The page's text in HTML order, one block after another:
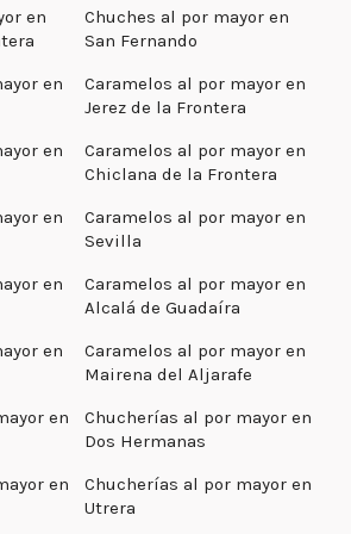
en
Chuches al por mayor en
San Fernando
en
Caramelos al por mayor en
Jerez de la Frontera
en
Caramelos al por mayor en
Chiclana de la Frontera
en
Caramelos al por mayor en
Sevilla
en
Caramelos al por mayor en
Alcalá de Guadaíra
en
Caramelos al por mayor en
Mairena del Aljarafe
en
Chucherías al por mayor en
Dos Hermanas
en
Chucherías al por mayor en
Utrera